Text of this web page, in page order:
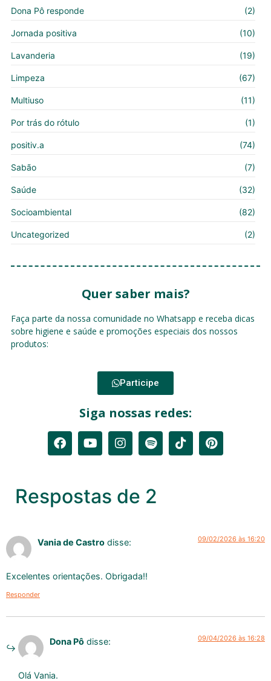
Dona Pô responde (2)
Jornada positiva (10)
Lavanderia (19)
Limpeza (67)
Multiuso (11)
Por trás do rótulo (1)
positiv.a (74)
Sabão (7)
Saúde (32)
Socioambiental (82)
Uncategorized (2)
Quer saber mais?
Faça parte da nossa comunidade no Whatsapp e receba dicas
sobre higiene e saúde e promoções especiais dos nossos
produtos:
Participe
Siga nossas redes:
Respostas de 2
Vania de Castro disse: 09/02/2026 às 16:20
Excelentes orientações. Obrigada!!
Responder
Dona Pô disse: 09/04/2026 às 16:28
Olá Vania.